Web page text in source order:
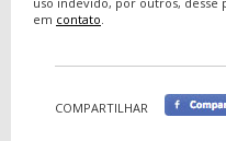
em contato.
COMPARTILHAR